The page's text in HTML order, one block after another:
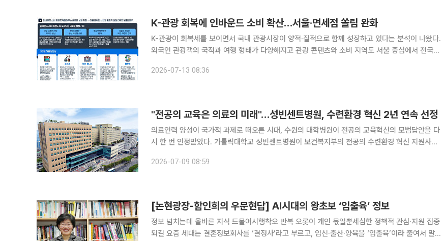
K-관광 회복에 인바운드 소비 확산…서울·면세점 쏠림 완화
K-관광이 회복세를 보이면서 국내 관광시장이 양적·질적으로 함께 성장하고 있다는 분석이 나왔다.
외국인 관광객의 국적과 여행 형태가 다양해지고 관광 콘텐츠와 소비 지역도 서울 중심에서 전국으
하는 K-관광, 진화하는 인바운드 소비 트렌드’ 보고서에서 인바운드
2026-07-13 08:36
"전공의 교육은 의료의 미래"…성빈센트병원, 수련환경 혁신 2년 연속 선정
의료인력 양성이 국가적 과제로 떠오른 시대, 수원의 대학병원이 전공의 교육혁신의 모범답안을 다
시 한 번 인정받았다. 가톨릭대학교 성빈센트병원이 보건복지부의 전공의 수련환경 혁신 지원사업
가톨릭대학교 성빈센트병원은 보건복지부가 주관하는 '2026년 전공의 수
2026-07-09 08:59
[논현광장-함인희의 우문현답] AI시대의 왕초보 ‘임출육’ 정보
정보 넘치는데 올바른 지식 드물어시행착오 반복 오롯이 개인 몫일뿐세심한 정책적 관심·지원 집중
되길 요즘 세대는 결혼정보회사를 ‘결정사’라고 부르고, 임신·출산·양육을 ‘임출육’이라 줄여서 말한